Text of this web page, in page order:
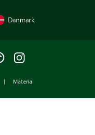
Danmark
| Material